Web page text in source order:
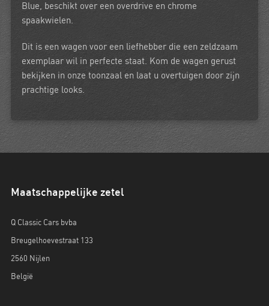
Blue, beschikt over een overdrive en chrome
spaakwielen.
Dit is een wagen voor een liefhebber die een zeldzaam
exemplaar wil in perfecte staat. Kom de wagen gerust
bekijken in onze toonzaal en laat u overtuigen door zijn
prachtige looks.
Maatschappelijke zetel
Q Classic Cars bvba
Breugelhoevestraat 133
2560 Nijlen
België